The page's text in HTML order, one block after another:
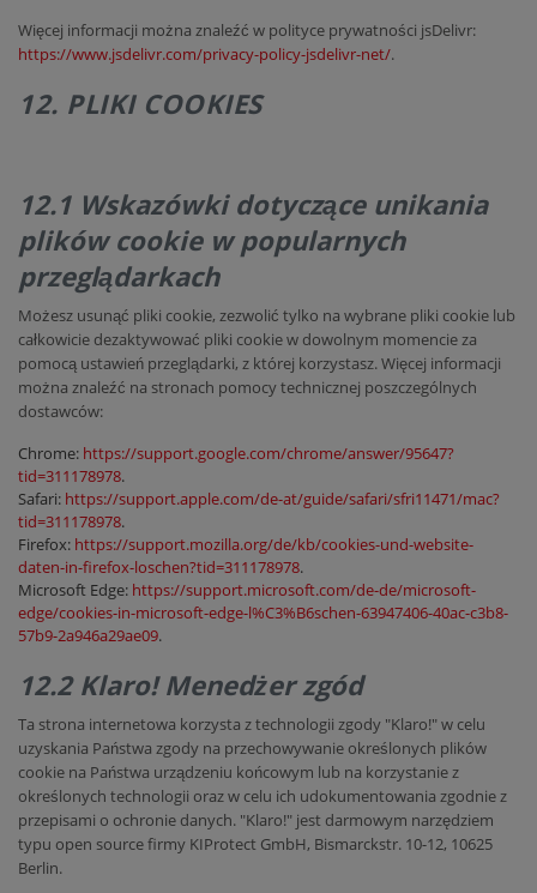
Więcej informacji można znaleźć w polityce prywatności jsDelivr:
https://www.jsdelivr.com/privacy-policy-jsdelivr-net/.
12. PLIKI COOKIES
12.1 Wskazówki dotyczące unikania
plików cookie w popularnych
przeglądarkach
Możesz usunąć pliki cookie, zezwolić tylko na wybrane pliki cookie lub
całkowicie dezaktywować pliki cookie w dowolnym momencie za
pomocą ustawień przeglądarki, z której korzystasz. Więcej informacji
można znaleźć na stronach pomocy technicznej poszczególnych
dostawców:
Chrome: https://support.google.com/chrome/answer/95647?
tid=311178978.
Safari: https://support.apple.com/de-at/guide/safari/sfri11471/mac?
tid=311178978.
Firefox: https://support.mozilla.org/de/kb/cookies-und-website-
daten-in-firefox-loschen?tid=311178978.
Microsoft Edge: https://support.microsoft.com/de-de/microsoft-
edge/cookies-in-microsoft-edge-l%C3%B6schen-63947406-40ac-c3b8-
57b9-2a946a29ae09.
12.2 Klaro! Menedżer zgód
Ta strona internetowa korzysta z technologii zgody "Klaro!" w celu
uzyskania Państwa zgody na przechowywanie określonych plików
cookie na Państwa urządzeniu końcowym lub na korzystanie z
określonych technologii oraz w celu ich udokumentowania zgodnie z
przepisami o ochronie danych. "Klaro!" jest darmowym narzędziem
typu open source firmy KIProtect GmbH, Bismarckstr. 10-12, 10625
Berlin.